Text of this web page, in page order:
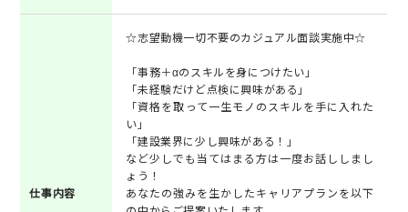
仕事内容
☆志望動機一切不要のカジュアル面談実施中☆
「事務＋αのスキルを身につけたい」
「未経験だけど点検に興味がある」
「資格を取って一生モノのスキルを手に入れた
い」
「建設業界に少し興味がある！」
など少しでも当てはまる方は一度お話ししまし
ょう！
あなたの強みを生かしたキャリアプランを以下